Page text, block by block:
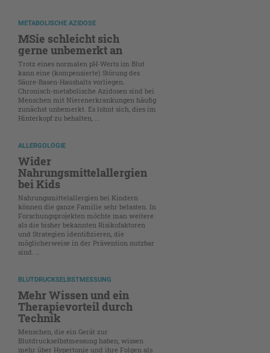
METABOLISCHE AZIDOSE
MSie schleicht sich
gerne unbemerkt an
Trotz eines normalen pH-Werts im Blut
kann eine (kompensierte) Störung des
Säure-Basen-Haushalts vorliegen.
Chronisch-metabolische Azidosen sind bei
Menschen mit Nierenerkrankungen häufig
zunächst unbemerkt. Es lohnt sich, dies im
Hinterkopf zu behalten, ...
ALLERGOLOGIE
Wider
Nahrungsmittelallergien
bei Kids
Nahrungsmittelallergien bei Kindern
können die ganze Familie sehr belasten. In
Forschungsprojekten möchte man weitere
als die bisher bekannten Risikofaktoren
und Strategien identifizieren, die
möglicherweise in der Prävention nutzbar
sind. ...
BLUTDRUCKSELBSTMESSUNG
Mehr Wissen und ein
Therapievorteil durch
Technik
Menschen, die ein Gerät zur
Blutdruckselbstmessung haben, wissen
mehr über Hypertonie und ihre Folgen als